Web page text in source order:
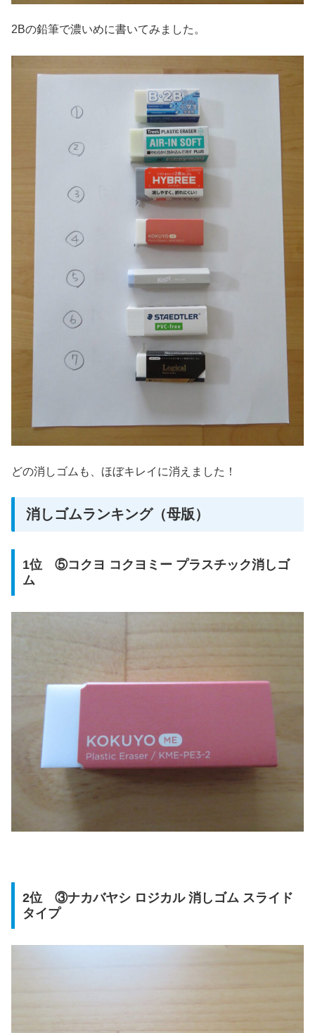
2Bの鉛筆で濃いめに書いてみました。
どの消しゴムも、ほぼキレイに消えました！
消しゴムランキング（母版）
1位 ⑤コクヨ コクヨミー プラスチック消しゴ
ム
2位 ③ナカバヤシ ロジカル 消しゴム スライド
タイプ